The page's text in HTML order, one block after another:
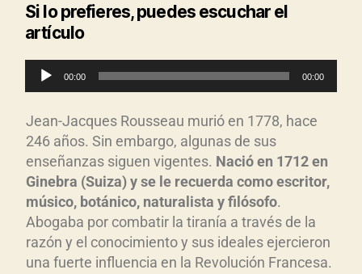
Si lo prefieres, puedes escuchar el
artículo
e
p
r
o
d
u
c
t
o
00:00 00:00
Jean-Jacques Rousseau murió en 1778, hace
246 años. Sin embargo, algunas de sus
enseñanzas siguen vigentes. Nació en 1712 en
Ginebra (Suiza) y se le recuerda como escritor,
músico, botánico, naturalista y filósofo.
Abogaba por combatir la tiranía a través de la
razón y el conocimiento y sus ideales ejercieron
una fuerte influencia en la Revolución Francesa.